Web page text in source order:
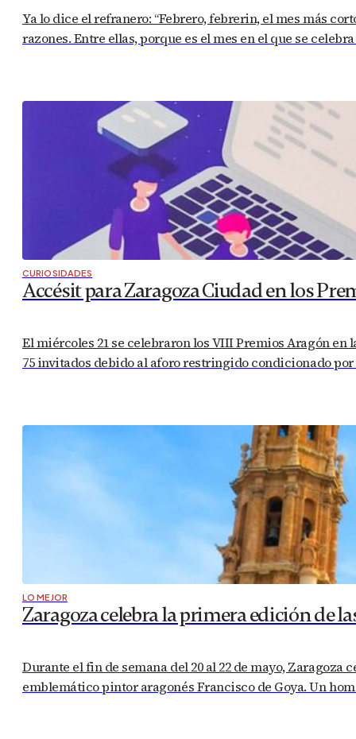
Ya lo dice el refranero: “Febrero, febrerin, el mes más
razones. Entre ellas, porque es el mes en el que se
CURIOSIDADES
Accésit para Zaragoza Ciudad en los
El miércoles 21 se celebraron los VIII Premios Aragón
75 invitados debido al aforo restringido condicionado
LO MEJOR
Zaragoza celebra la primera edición de
Durante el fin de semana del 20 al 22 de mayo,
emblemático pintor aragonés Francisco de Goya. Un